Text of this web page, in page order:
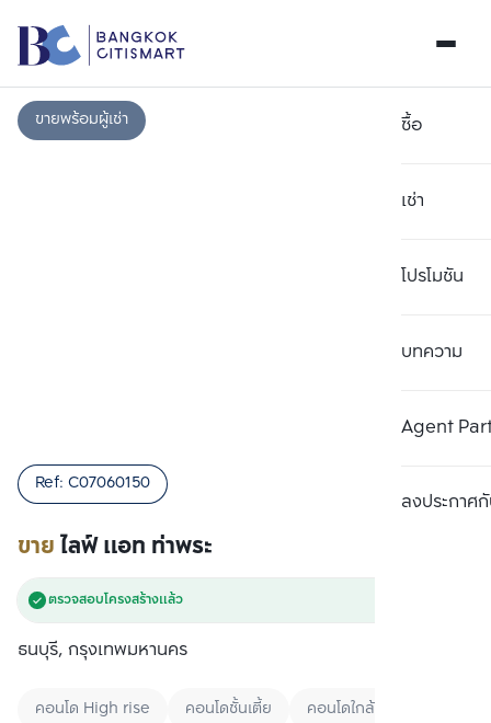
ซื้อ
เช่า
โปรโมชัน
บทความ
Agent
ลงประกาศกั
ขายพร้อมผู้เช่า
ขายไลฟ์ แอท ท่าพระ
Ref: C07060150
ตรวจสอบโครงสร้างแล้ว
ธนบุรี, กรุงเทพมหานคร
คอนโด High rise คอนโดชั้นเตี้ย คอนโดใกล้ BTS
เปรียบเทียบ